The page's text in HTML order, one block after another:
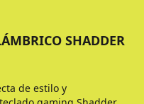
SHADDER
de estilo y